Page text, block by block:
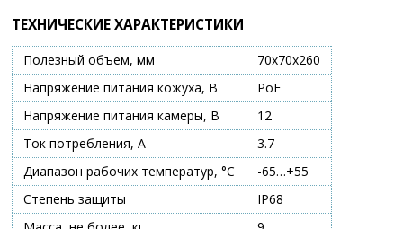
ТЕХНИЧЕСКИЕ ХАРАКТЕРИСТИКИ
Полезный объем, мм
70х70х260
Напряжение питания кожуха, В
PoE
Напряжение питания камеры, В
12
Ток потребления, А
3.7
Диапазон рабочих температур, °С
-65…+55
Степень защиты
IP68